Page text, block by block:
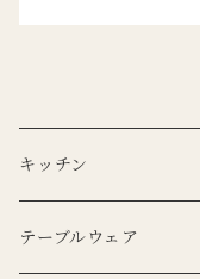
キッチン
エプロン
テーブルウェア